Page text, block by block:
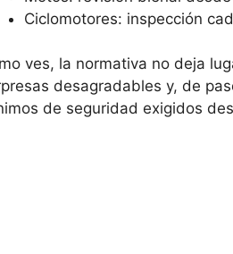
Ciclomotores: inspección
ves, la normativa no deja
desagradables y, de
de seguridad exigidos